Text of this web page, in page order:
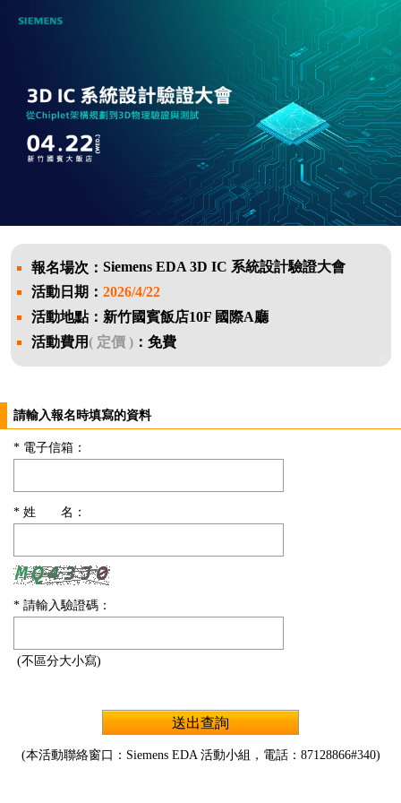
報名場次：Siemens EDA 3D IC 系統設計驗證大會
活動日期：2026/4/22
活動地點：新竹國賓飯店10F 國際A廳
活動費用 ( 定價 ) ：免費
請輸入報名時填寫的資料
* 電子信箱：
* 姓 名：
* 請輸入驗證碼：
(不區分大小寫)
(本活動聯絡窗口：Siemens EDA 活動小組，電話：87128866#340)